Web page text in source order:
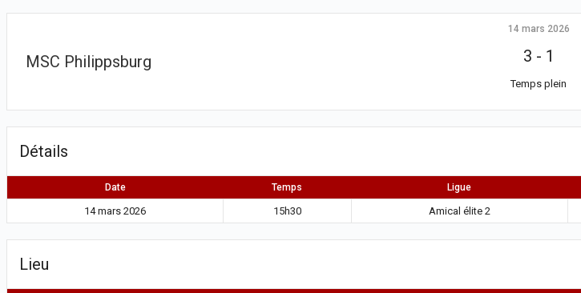
MSC Philippsburg
14 mars 2026
3 - 1
Temps plein
Détails
Date Temps Ligue
14 mars 2026 15h30 Amical élite 2
Lieu